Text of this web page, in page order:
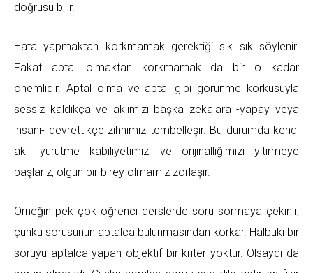
doğrusu bilir.
Hata yapmaktan korkmamak gerektiği sık sık söylenir.
Fakat aptal olmaktan korkmamak da bir o kadar
önemlidir. Aptal olma ve aptal gibi görünme korkusuyla
sessiz kaldıkça ve aklımızı başka zekalara -yapay veya
insani- devrettikçe zihnimiz tembelleşir. Bu durumda kendi
akıl yürütme kabiliyetimizi ve orijinalliğimizi yitirmeye
başlarız, olgun bir birey olmamız zorlaşır.
Örneğin pek çok öğrenci derslerde soru sormaya çekinir,
çünkü sorusunun aptalca bulunmasından korkar. Halbuki bir
soruyu aptalca yapan objektif bir kriter yoktur. Olsaydı da